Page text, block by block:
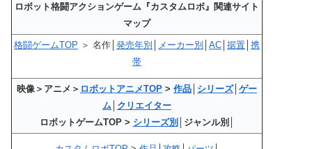
ロボット格闘アクションゲーム『カスタムロボ』関連サイト
マップ
格闘ゲームTOP ＞ 名作│ 発売年別 メーカー別 AC 据置 携
帯
映像＞アニメ＞ ロボットアニメTOP > 作品 シリーズ│ ゲー
ム
クリエイター
ロボットゲームTOP > シリーズ別 │ジャンル別│